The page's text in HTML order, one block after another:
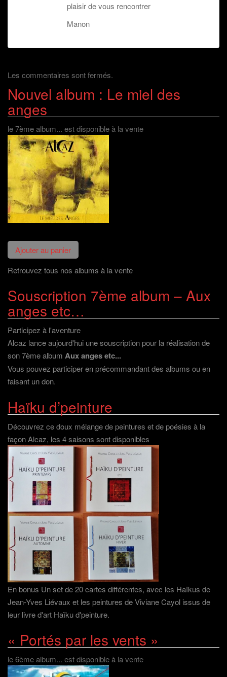
plaisir de vous rencontrer
Manon
Les commentaires sont fermés.
Nouvel album : Le miel des
anges
le 7ème album... est disponible à la vente
Retrouvez tous nos albums à la vente
Souscription 7ème album – Aux
anges etc…
Participez à l'aventure
Alcaz lance aujourd'hui une souscription pour la réalisation de
son 7ème album Aux anges etc...
Vous pouvez participer en précommandant des albums ou en
faisant un don.
Haïku d’peinture
Découvrez ce doux mélange de peintures et de poésies à la
façon Alcaz, les 4 saisons sont disponibles
En bonus Un set de 20 cartes différentes, avec les Haïkus de
Jean-Yves Liévaux et les peintures de Viviane Cayol issus de
leur livre d'art Haïku d'peinture.
« Portés par les vents »
le 6ème album... est disponible à la vente